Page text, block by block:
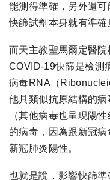
能測得準確，另外還
快篩試劑本身就有準確
而天主教聖馬爾定醫
COVID-19快篩是檢測
病毒RNA（
他具類似抗原結構的
（其他病毒也呈現陽
的病毒，因為跟新冠
新冠肺炎陽性。
也就是說，影響快篩準